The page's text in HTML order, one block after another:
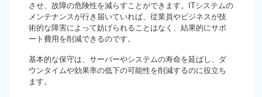
させ、故障の危険性を減らすことができます。ITシステムの
メンテナンスが行き届いていれば、従業員やビジネスが技
術的な障害によって妨げられることはなく、結果的にサポ
ート費用を削減できるのです。
基本的な保守は、サーバーやシステムの寿命を延ばし、ダ
ウンタイムや効果率の低下の可能性を削減するのに役立ち
ます。